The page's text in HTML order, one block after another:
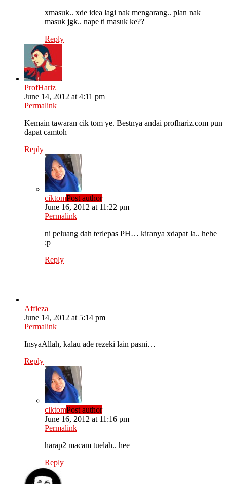
xmasuk.. xde idea lagi nak mengarang.. plan nak
masuk jgk.. nape ti masuk ke??
Reply
ProfHariz
June 14, 2012 at 4:11 pm
Permalink
Kemain tawaran cik tom ye. Bestnya andai profhariz.com pun
dapat camtoh
Reply
ciktomPost author
June 16, 2012 at 11:22 pm
Permalink
ni peluang dah terlepas PH… kiranya xdapat la.. hehe
;p
Reply
Affieza
June 14, 2012 at 5:14 pm
Permalink
InsyaAllah, kalau ade rezeki lain pasni…
Reply
ciktomPost author
June 16, 2012 at 11:16 pm
Permalink
harap2 macam tuelah.. hee
Reply